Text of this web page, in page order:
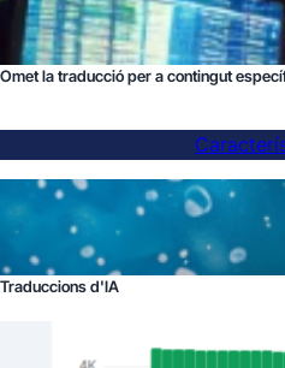
Omet la traducció per a contingut
Traduccions d'IA